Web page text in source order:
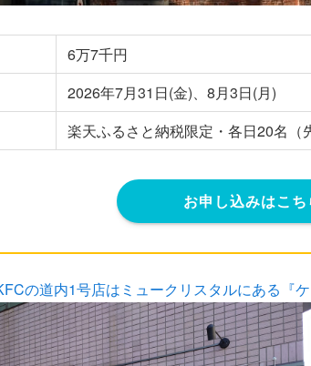
6万7千円
2026年7月31日(金)、8月3日(月)
楽天ふるさと納税限定・各日20名（
お申し込みはこち
の道内1号店はミュークリスタルにある『